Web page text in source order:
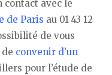
contact avec le
de Paris au 01 43 12
de vous
convenir d’un
pour l’étude de